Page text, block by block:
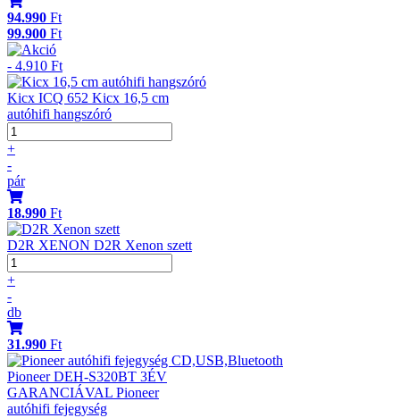
94.990 Ft
99.900 Ft
- 4.910 Ft
Kicx ICQ 652 Kicx 16,5 cm
autóhifi hangszóró
+
-
pár
18.990 Ft
D2R XENON D2R Xenon szett
+
-
db
31.990 Ft
Pioneer DEH-S320BT 3ÉV
GARANCIÁVAL Pioneer
autóhifi fejegység